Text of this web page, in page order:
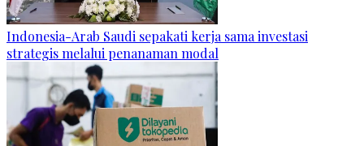
Indonesia-Arab Saudi sepakati kerja sama investasi
strategis melalui penanaman modal